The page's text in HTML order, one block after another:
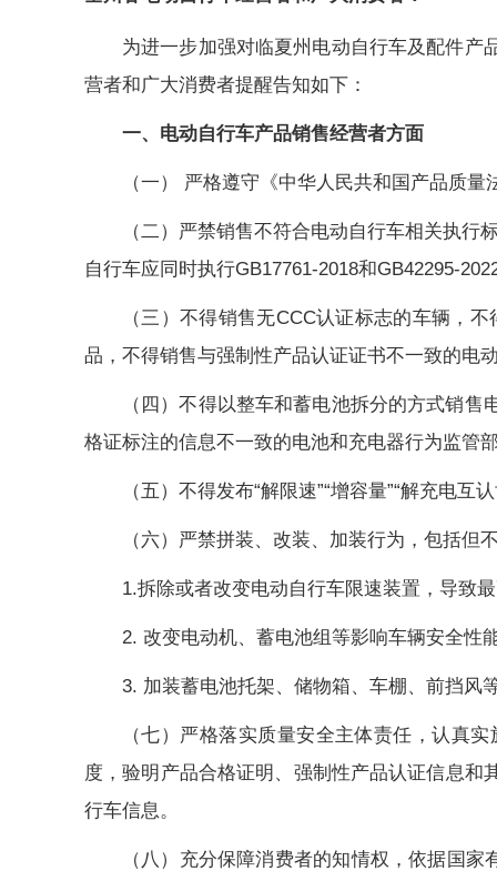
为进一步加强对临夏州电动自行车及配件产
营者和广大消费者提醒告知如下：
一、电动自行车产品销售经营者方面
（一） 严格遵守《中华人民共和国产品质
（二）严禁销售不符合电动自行车相关执
自行车应同时执行GB17761-2018和GB42295-
（三）不得销售无CCC认证标志的车辆，
品，不得销售与强制性产品认证证书不一致的电
（四）不得以整车和蓄电池拆分的方式销
格证标注的信息不一致的电池和充电器行为监管
（五）不得发布“解限速”“增容量”“解充电
（六）严禁拼装、改装、加装行为，包括但
1.拆除或者改变电动自行车限速装置，导致
2. 改变电动机、蓄电池组等影响车辆安全性
3. 加装蓄电池托架、储物箱、车棚、前挡风
（七）严格落实质量安全主体责任，认真
度，验明产品合格证明、强制性产品认证信息
行车信息。
（八）充分保障消费者的知情权，依据国